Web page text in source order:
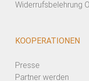
Widerrufsbelehrung
KOOPERATIONEN
Presse
Partner werden